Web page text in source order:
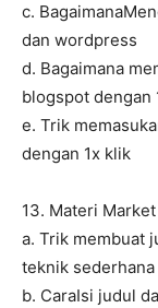
c.
dan wordpress
d. Bagaimana
blogspot dengan
e. Trik
dengan 1x klik
13. Materi
a. Trik membuat
teknik sederhana
b. CaraIsi judul